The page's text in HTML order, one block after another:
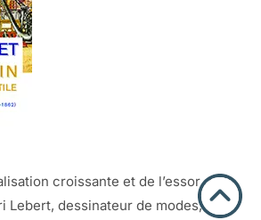
croissante et de l’essor de la
Lebert, dessinateur de modes, a